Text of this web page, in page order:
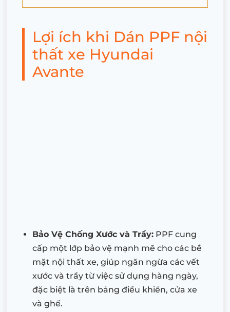
Lợi ích khi Dán PPF nội
thất xe Hyundai
Avante
Bảo Vệ Chống Xước và Trầy: PPF cung
cấp một lớp bảo vệ mạnh mẽ cho các bề
mặt nội thất xe, giúp ngăn ngừa các vết
xước và trầy từ việc sử dụng hàng ngày,
đặc biệt là trên bảng điều khiển, cửa xe
và ghế.